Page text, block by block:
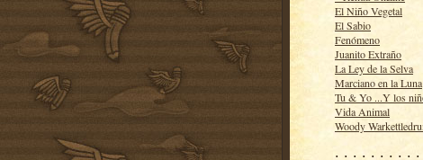
El Niño Vegetal
El Sabio
Fenómeno
Juanito Extraño
La Ley de la Selva
Marciano en la Luna
Tu & Yo ...Y los
Vida Animal
Woody
· · · · · · · · · ·